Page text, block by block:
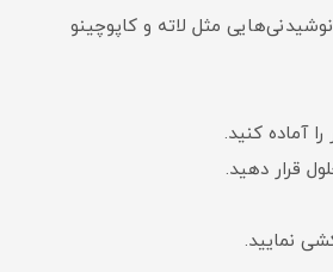
مثل لاته و کاپوچینو
آماده کنید.
قرار دهید.
نمایید.